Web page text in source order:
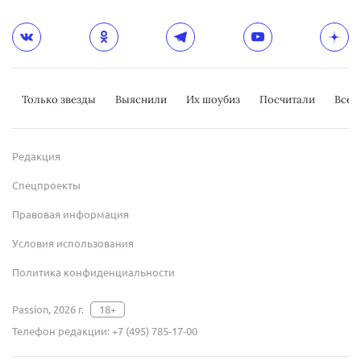
Только звезды Выяснили Их шоубиз Посчитали
Редакция
Спецпроекты
Правовая информация
Условия использования
Политика конфиденциальности
Passion, 2026 г.
18+
Телефон редакции:+7 (495) 785-17-00